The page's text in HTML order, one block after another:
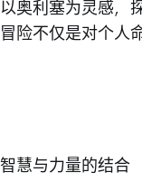
奥利塞为灵感，
险不仅是对个人
慧与力量的结合